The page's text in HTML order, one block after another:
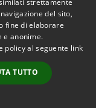
© 2026 • Comune di
• Powered by
•
Accesso
redazione
strettamente
del sito,
fine di elaborare
e anonime.
policy al seguente link
TUTTO